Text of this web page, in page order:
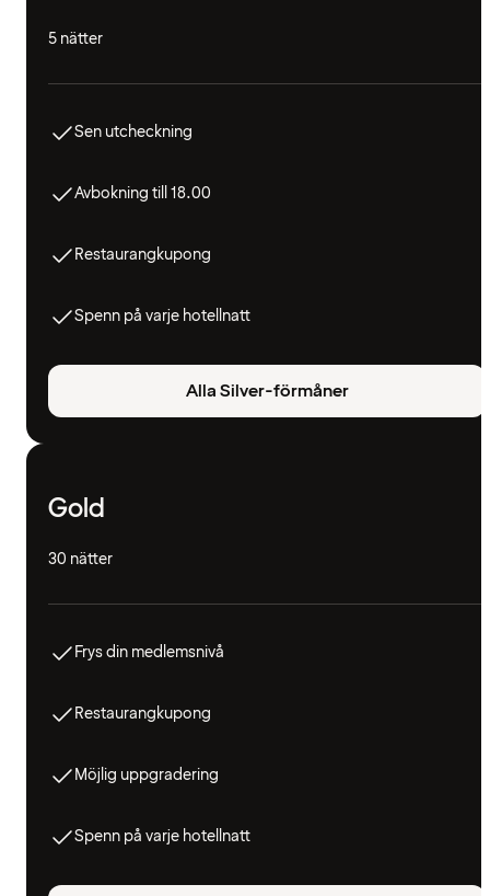
5 nätter
Sen utcheckning
Avbokning till 18.00
Restaurangkupong
Spenn på varje hotellnatt
Alla Silver-förmåner
Gold
30 nätter
Frys din medlemsnivå
Restaurangkupong
Möjlig uppgradering
Spenn på varje hotellnatt